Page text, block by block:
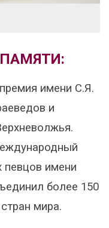
имени С.Я.
и
имени
более 150
мира.